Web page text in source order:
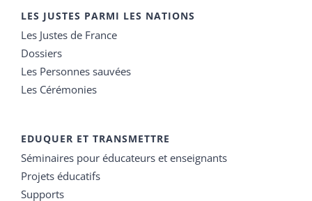
LES JUSTES PARMI LES NATIONS
Les Justes de France
Dossiers
Les Personnes sauvées
Les Cérémonies
EDUQUER ET TRANSMETTRE
Séminaires pour éducateurs et enseignants
Projets éducatifs
Supports